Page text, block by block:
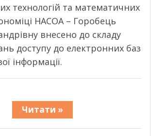
технологій та математичних
НАСОА – Горобець
внесено до складу
доступу до електронних баз
інформації.
Читати »